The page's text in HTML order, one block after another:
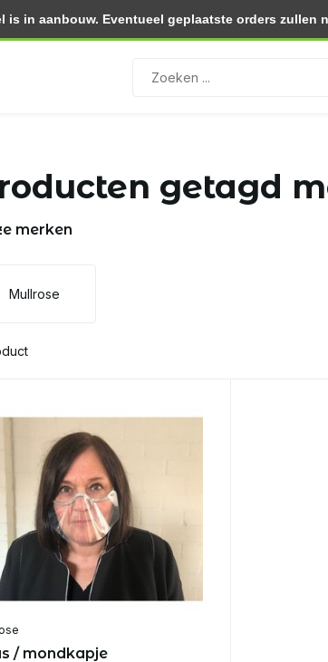
30.- (NL) Retourneren binnen 30 dagen
getagd
merken
Mullrose
/ mondkapje
is in aanbouw. Eventueel geplaatste orders zullen